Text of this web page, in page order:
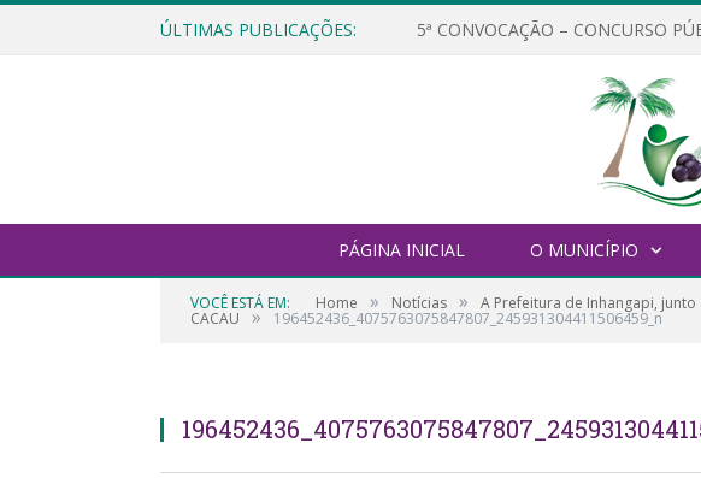
ÚLTIMAS PUBLICAÇÕES: 5ª CONVOCAÇÃO – CONCURSO
PÁGINA INICIAL O MUNICÍPIO
VOCÊ ESTÁ EM: Home » Notícias » A Prefeitura de Inhangapi,
CACAU » 196452436_4075763075847807_245931304411506459_n